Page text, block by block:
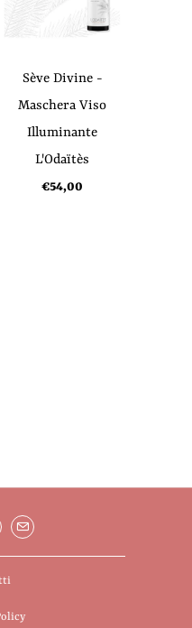
Sève Divine -
Maschera Viso
Illuminante
L'Odaïtès
€54,00